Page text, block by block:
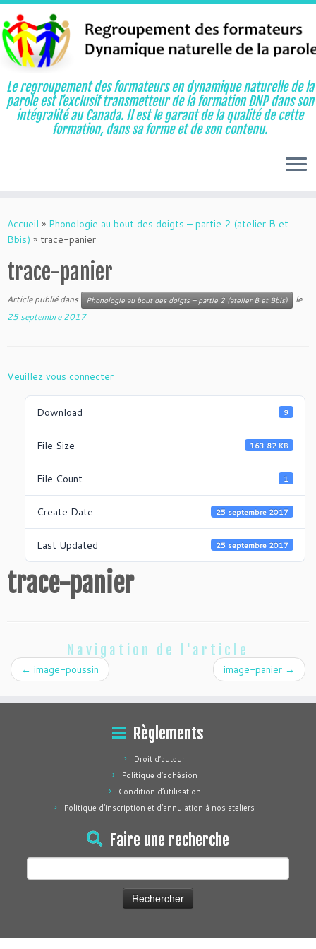
au
contenu
Le regroupement des formateurs en dynamique naturelle de la
parole est l’exclusif transmetteur de la formation DNP dans son
intégralité au Canada. Il est le garant de la qualité de cette
formation, dans sa forme et de son contenu.
Accueil » Phonologie au bout des doigts – partie 2 (atelier B et
Bbis) » trace-panier
trace-panier
Article publié dans Phonologie au bout des doigts – partie 2 (atelier B et Bbis)
le
25 septembre 2017
Veuillez vous connecter
Download 9
File Size 163.82 KB
File Count 1
Create Date 25 septembre 2017
Last Updated 25 septembre 2017
trace-panier
Navigation de l'article
← image-poussin image-panier →
Règlements
Droit d’auteur
Politique d’adhésion
Condition d’utilisation
Politique d’inscription et d’annulation à nos ateliers
Faire une recherche